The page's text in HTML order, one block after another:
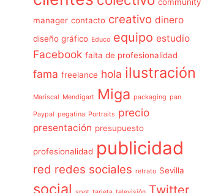
manager contacto creativo dinero
diseño gráfico Educo equipo estudio
Facebook falta de profesionalidad
fama freelance hola ilustración
Mariscal Mendigart Miga packaging pan
Paypal pegatina Portraits precio
presentación presupuesto
profesionalidad publicidad
red redes sociales retrato Sevilla
social Twitter